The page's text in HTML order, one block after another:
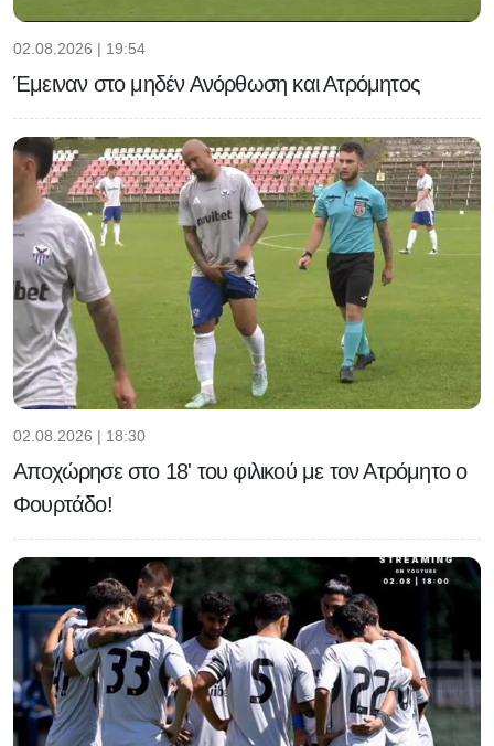
02.08.2026 | 19:54
Έμειναν στο μηδέν Ανόρθωση και Ατρόμητος
02.08.2026 | 18:30
Αποχώρησε στο 18' του φιλικού με τον Ατρόμητο ο
Φουρτάδο!